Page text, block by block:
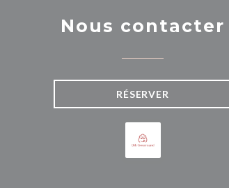
Nous contacter
RÉSERVER